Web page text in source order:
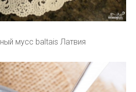
мусс baltais Латвия